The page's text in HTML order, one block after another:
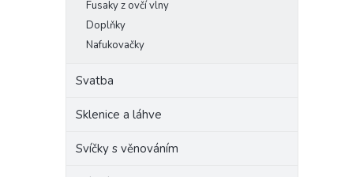
Fusaky z ovčí vlny
Doplňky
Nafukovačky
Svatba
Sklenice a láhve
Svíčky s věnováním